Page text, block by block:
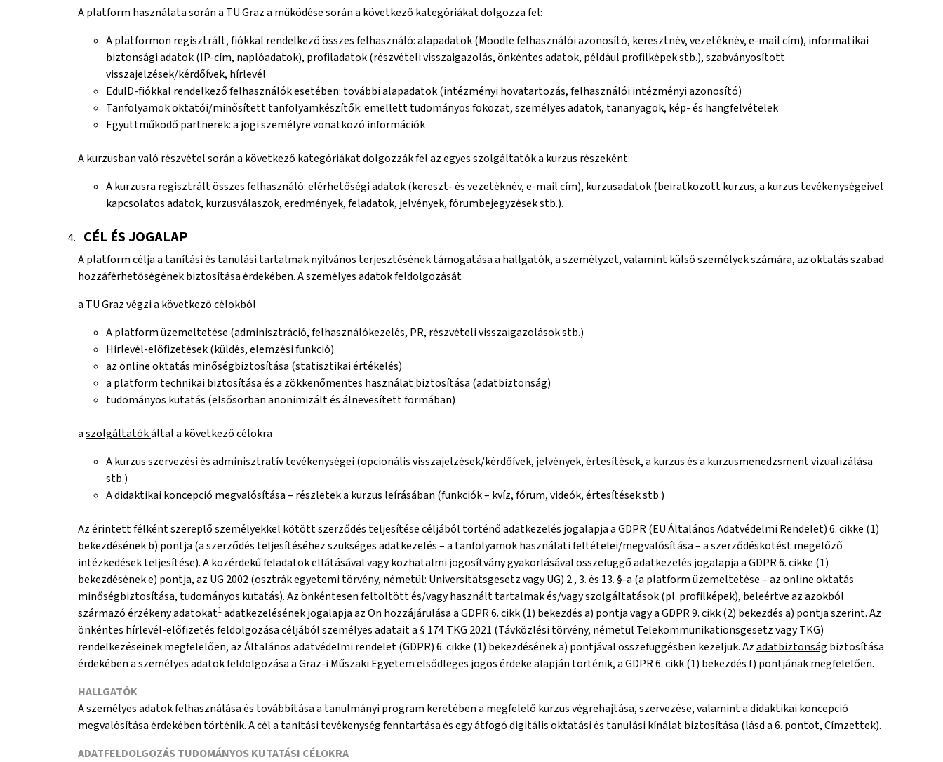
A platform használata során a TU Graz a működése során a következő kategóriákat dolgozza fel:
A platformon regisztrált, fiókkal rendelkező összes felhasználó: alapadatok (Moodle felhasználói azonosító, keresztnév, vezetéknév, e-mail cím), informatikai
biztonsági adatok (IP-cím, naplóadatok), profiladatok (részvételi visszaigazolás, önkéntes adatok, például profilképek stb.), szabványosított
visszajelzések/kérdőívek, hírlevél
EduID-fiókkal rendelkező felhasználók esetében: további alapadatok (intézményi hovatartozás, felhasználói intézményi azonosító)
Tanfolyamok oktatói/minősített tanfolyamkészítők: emellett tudományos fokozat, személyes adatok, tananyagok, kép- és hangfelvételek
Együttműködő partnerek: a jogi személyre vonatkozó információk
A kurzusban való részvétel során a következő kategóriákat dolgozzák fel az egyes szolgáltatók a kurzus részeként:
A kurzusra regisztrált összes felhasználó: elérhetőségi adatok (kereszt- és vezetéknév, e-mail cím), kurzusadatok (beiratkozott kurzus, a kurzus tevékenységeivel
kapcsolatos adatok, kurzusválaszok, eredmények, feladatok, jelvények, fórumbejegyzések stb.).
CÉL ÉS JOGALAP
A platform célja a tanítási és tanulási tartalmak nyilvános terjesztésének támogatása a hallgatók, a személyzet, valamint külső személyek számára, az oktatás szabad
hozzáférhetőségének biztosítása érdekében. A személyes adatok feldolgozását
a TU Grazvégzi a következő célokból
A platform üzemeltetése (adminisztráció, felhasználókezelés, PR, részvételi visszaigazolások stb.)
Hírlevél-előfizetések (küldés, elemzési funkció)
az online oktatás minőségbiztosítása (statisztikai értékelés)
a platform technikai biztosítása és a zökkenőmentes használat biztosítása (adatbiztonság)
tudományos kutatás (elsősorban anonimizált és álnevesített formában)
aszolgáltatókáltal a következő célokra
A kurzus szervezési és adminisztratív tevékenységei (opcionális visszajelzések/kérdőívek, jelvények, értesítések, a kurzus és a kurzusmenedzsment vizualizálása
stb.)
A didaktikai koncepció megvalósítása – részletek a kurzus leírásában (funkciók – kvíz, fórum, videók, értesítések stb.)
Az érintett félként szereplő személyekkel kötött szerződés teljesítése céljából történő adatkezelés jogalapja a GDPR (EU Általános Adatvédelmi Rendelet) 6. cikke (1)
bekezdésének b) pontja (a szerződés teljesítéséhez szükséges adatkezelés – a tanfolyamok használati feltételei/megvalósítása – a szerződéskötést megelőző
intézkedések teljesítése). A közérdekű feladatok ellátásával vagy közhatalmi jogosítvány gyakorlásával összefüggő adatkezelés jogalapja a GDPR 6. cikke (1)
bekezdésének e) pontja, az UG 2002 (osztrák egyetemi törvény, németül: Universitätsgesetz vagy UG) 2., 3. és 13. §-a (a platform üzemeltetése – az online oktatás
minőségbiztosítása, tudományos kutatás). Az önkéntesen feltöltött és/vagy használt tartalmak és/vagy szolgáltatások (pl. profilképek), beleértve az azokból
származó érzékeny adatokat1adatkezelésének jogalapja az Ön hozzájárulása a GDPR 6. cikk (1) bekezdés a) pontja vagy a GDPR 9. cikk (2) bekezdés a) pontja szerint. Az
önkéntes hírlevél-előfizetés feldolgozása céljából személyes adatait a § 174 TKG 2021 (Távközlési törvény, németül Telekommunikationsgesetz vagy TKG)
rendelkezéseinek megfelelően, az Általános adatvédelmi rendelet (GDPR) 6. cikke (1) bekezdésének a) pontjával összefüggésben kezeljük. Azadatbiztonság biztosítása
érdekében a személyes adatok feldolgozása a Graz-i Műszaki Egyetem elsődleges jogos érdeke alapján történik, a GDPR 6. cikk (1) bekezdés f) pontjának megfelelően.
HALLGATÓK
A személyes adatok felhasználása és továbbítása a tanulmányi program keretében a megfelelő kurzus végrehajtása, szervezése, valamint a didaktikai koncepció
megvalósítása érdekében történik. A cél a tanítási tevékenység fenntartása és egy átfogó digitális oktatási és tanulási kínálat biztosítása (lásd a 6. pontot, Címzettek).
ADATFELDOLGOZÁS TUDOMÁNYOS KUTATÁSI CÉLOKRA